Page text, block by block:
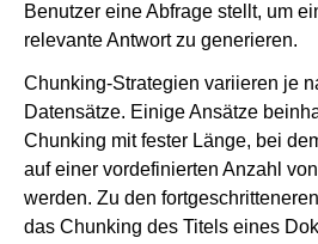
Benutzer eine Abfrage stellt, um
relevante Antwort zu generieren.
Chunking-Strategien variieren je
Datensätze. Einige Ansätze
Chunking mit fester Länge, bei
auf einer vordefinierten Anzahl
werden. Zu den
das Chunking des Titels eines